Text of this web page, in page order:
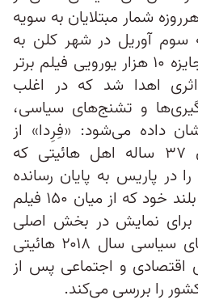
شمار مبتلایان به سویه
سوم آوریل در شهر کلن به
پایان رسید. با این حال جایزه‌ ۱۰ هزار یورویی فیلم برتر
اهدا شد که در اغلب
و تشنج‌های سیاسی،
داده می‌شود: «فِرِدا» از
جسیکا ژنوس، کارگردان ۳۷ ساله اهل هائیتی ‌که
در پاریس به پایان رسانده
است. او در نخستین اثر بلند خود که از میان ۱۵۰ فیلم
برای نمایش در بخش اصلی
انتخاب شد، به رویدادهای سیاسی سال ۲۰۱۸ هائیتی
اقتصادی و اجتماعی پس از